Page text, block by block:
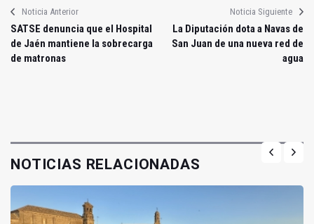
Noticia Anterior
SATSE denuncia que el Hospital
de Jaén mantiene la sobrecarga
de matronas
Noticia Siguiente
La Diputación dota a Navas de
San Juan de una nueva red de
agua
NOTICIAS RELACIONADAS